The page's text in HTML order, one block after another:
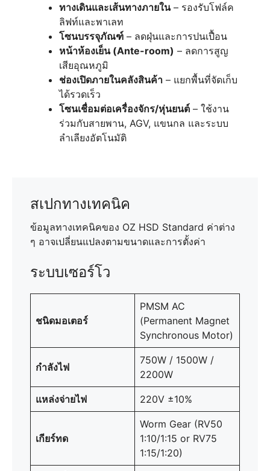
ทางเดินและเส้นทางภายใน– รองรับโฟล์ค
ลิฟท์และพาเลท
โซนบรรจุภัณฑ์ – ลดฝุ่นและการปนเปื้อน
หน้าห้องเย็น (Ante-room) – ลดการสูญ
เสียอุณหภูมิ
ช่องเปิดภายในคลังสินค้า – แยกพื้นที่จัดเก็บ
ได้รวดเร็ว
โซนเชื่อมต่อเครื่องจักร/หุ่นยนต์ – ใช้งาน
ร่วมกับสายพาน, AGV, แขนกล และระบบ
ลำเลียงอัตโนมัติ
สเปกทางเทคนิค
ข้อมูลทางเทคนิคของ OZ HSD Standard ค่าต่าง
ๆ อาจเปลี่ยนแปลงตามขนาดและการตั้งค่า
ระบบเซอร์โว
ชนิดมอเตอร์
PMSM AC
(Permanent Magnet
Synchronous Motor)
กำลังไฟ
750W / 1500W /
2200W
แหล่งจ่ายไฟ 220V ±10%
เกียร์ทด
Worm Gear (RV50
1:10/1:15 or RV75
1:15/1:20)